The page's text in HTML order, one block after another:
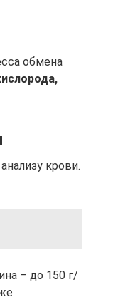
обмена
крови.
– до 150 г/